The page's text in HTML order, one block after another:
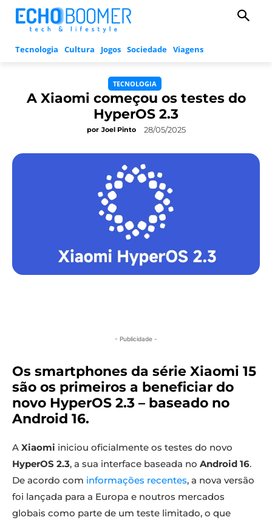
Tecnologia Cultura Jogos Sociedade Viagens
TECNOLOGIA
A Xiaomi começou os testes do
HyperOS 2.3
por Joel Pinto 28/05/2025
- Publicidade -
Os smartphones da série Xiaomi 15
são os primeiros a beneficiar do
novo HyperOS 2.3 – baseado no
Android 16.
A Xiaomi iniciou oficialmente os testes do novo
HyperOS 2.3, a sua interface baseada no Android 16.
De acordo com informações recentes, a nova versão
foi lançada para a Europa e noutros mercados
globais como parte de um teste limitado, o que